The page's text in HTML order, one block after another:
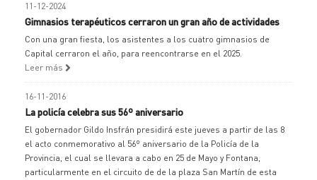
11-12-2024
Gimnasios terapéuticos cerraron un gran año de actividades
Con una gran fiesta, los asistentes a los cuatro gimnasios de
Capital cerraron el año, para reencontrarse en el 2025.
Leer más
16-11-2016
La policía celebra sus 56º aniversario
El gobernador Gildo Insfrán presidirá este jueves a partir de las 8
el acto conmemorativo al 56º aniversario de la Policía de la
Provincia, el cual se llevara a cabo en 25 de Mayo y Fontana,
particularmente en el circuito de de la plaza San Martín de esta